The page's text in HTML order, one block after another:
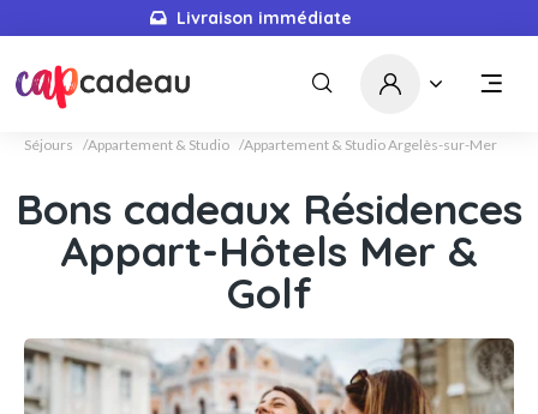
Livraison immédiate
Séjours Appartement & Studio Appartement & Studio Argelès-sur-Mer
Bons cadeaux Résidences
Appart-Hôtels Mer &
Golf